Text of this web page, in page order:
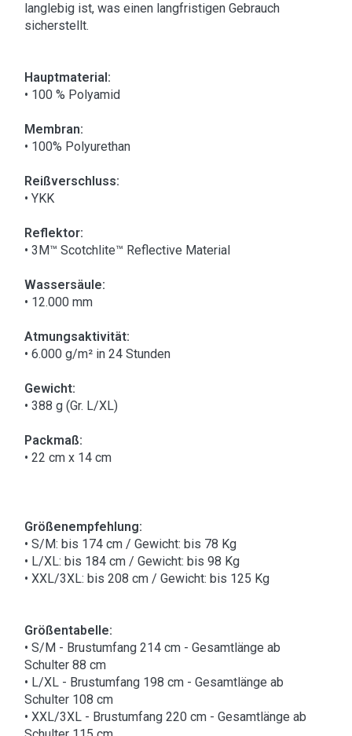
langlebig ist, was einen langfristigen Gebrauch
sicherstellt.
Hauptmaterial:
• 100 % Polyamid
Membran:
• 100% Polyurethan
Reißverschluss:
• YKK
Reflektor:
• 3M™ Scotchlite™ Reflective Material
Wassersäule:
• 12.000 mm
Atmungsaktivität:
• 6.000 g/m² in 24 Stunden
Gewicht:
• 388 g (Gr. L/XL)
Packmaß:
• 22 cm x 14 cm
Größenempfehlung:
• S/M: bis 174 cm / Gewicht: bis 78 Kg
• L/XL: bis 184 cm / Gewicht: bis 98 Kg
• XXL/3XL: bis 208 cm / Gewicht: bis 125 Kg
Größentabelle:
• S/M - Brustumfang 214 cm - Gesamtlänge ab
Schulter 88 cm
• L/XL - Brustumfang 198 cm - Gesamtlänge ab
Schulter 108 cm
• XXL/3XL - Brustumfang 220 cm - Gesamtlänge ab